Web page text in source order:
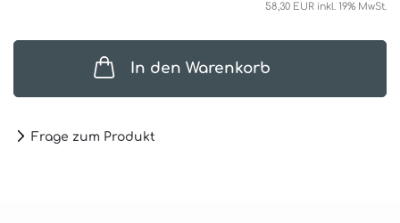
58,30 EUR inkl. 19% MwSt.
In den Warenkorb
Frage zum Produkt